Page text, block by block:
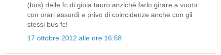
(bus) delle fc di gioia tauro anziché farlo girare a vuoto
con orari assurdi e privo di coincidenze anche con gli
stessi bus fc!
17 ottobre 2012 alle ore 16:58